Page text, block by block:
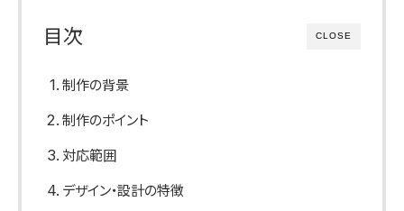
CLOSE
目次
制作の背景
制作のポイント
対応範囲
デザイン・設計の特徴